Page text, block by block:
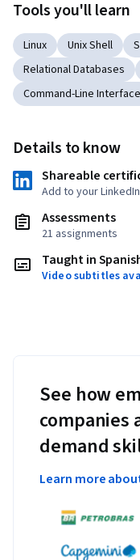
Tools you'll learn
Linux Unix Shell
Relational Databases
Command-Line Interface
Details to know
Shareable
Add to your
Assessments
21 assignments
Taught in
Video subtitles
See how
companies
demand
Learn more